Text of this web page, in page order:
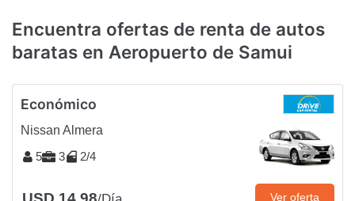
Encuentra ofertas de renta de autos
baratas en Aeropuerto de Samui
Económico
Nissan Almera
5
3 2/4
Ver oferta